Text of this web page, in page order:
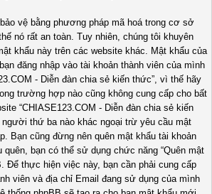
vệ bằng phương pháp mã hoá trong cơ sở
nó rất an toàn. Tuy nhiên, chúng tôi khuyên
khẩu này trên các website khác. Mật khẩu của
đăng nhập vào tài khoản thành viên của mình
- Diễn đàn chia sẻ kiến thức”, vì thế hãy
trường hợp nào cũng không cung cấp cho bất
“CHIASE123.COM - Diễn đàn chia sẻ kiến
thứ ba nào khác ngoại trừ yêu cầu mật
Bạn cũng đừng nên quên mật khẩu tài khoản
quên, bạn có thể sử dụng chức năng “Quên mật
Để thực hiện việc này, bạn cần phải cung cấp
viên và địa chỉ Email đang sử dụng của mình